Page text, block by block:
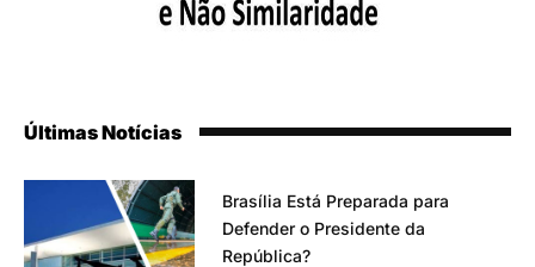
Últimas Notícias
Brasília Está Preparada para
Defender o Presidente da
República?